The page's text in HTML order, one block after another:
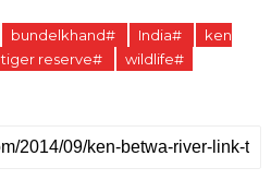
bundelkhand# India#
ken
tiger reserve# wildlife#